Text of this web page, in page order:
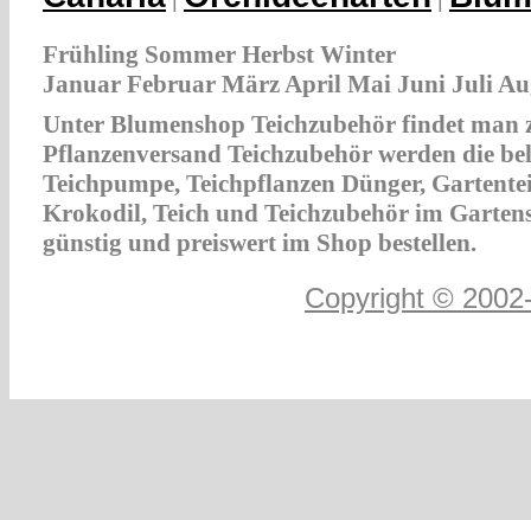
Frühling Sommer Herbst Winter
Januar Februar März April Mai Juni Juli
Unter Blumenshop Teichzubehör findet man
Pflanzenversand Teichzubehör werden die
Teichpumpe, Teichpflanzen Dünger,
Krokodil, Teich und Teichzubehör im
günstig und preiswert im Shop bestellen.
Copyright ©